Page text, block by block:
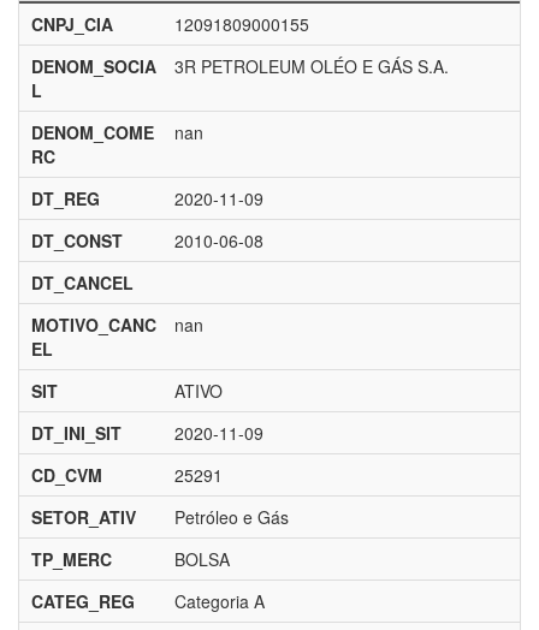
CNPJ_CIA
12091809000155
DENOM_SOCIA
L
3R PETROLEUM OLÉO E GÁS S.A.
DENOM_COME
RC
nan
DT_REG
2020-11-09
DT_CONST
2010-06-08
DT_CANCEL
MOTIVO_CANC
EL
nan
SIT
ATIVO
DT_INI_SIT
2020-11-09
CD_CVM
25291
SETOR_ATIV
Petróleo e Gás
TP_MERC
BOLSA
CATEG_REG
Categoria A